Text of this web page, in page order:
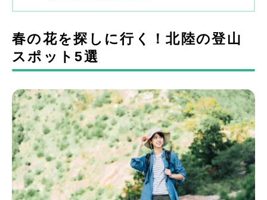
春の花を探しに行く！北陸の登山
スポット5選